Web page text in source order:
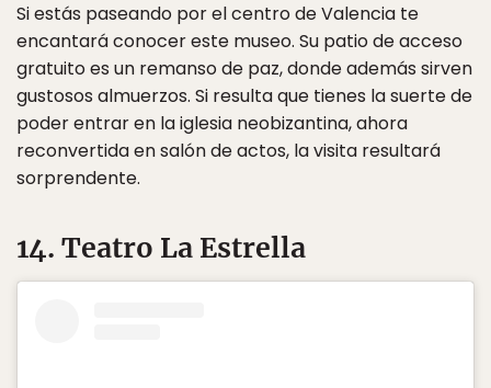
Si estás paseando por el centro de Valencia te
encantará conocer este museo. Su patio de acceso
gratuito es un remanso de paz, donde además sirven
gustosos almuerzos. Si resulta que tienes la suerte de
poder entrar en la iglesia neobizantina, ahora
reconvertida en salón de actos, la visita resultará
sorprendente.
14. Teatro La Estrella